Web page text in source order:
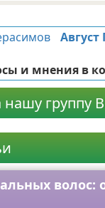
Август
и мнения в
группу
волос: